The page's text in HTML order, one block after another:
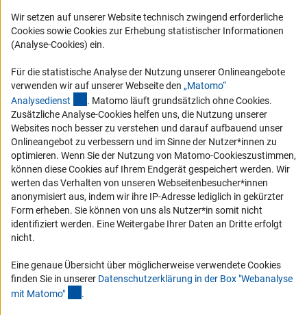
Karriere
Logo und Corporate Design
Compliance
Vergabeverfahren
Barrierefreiheit
Service und Informationen für Menschen mit Behinderungen
Erklärung zur Barrierefreiheit
Barriere melden
DFG-aktuell
schauen Sie sich die Ausgaben online an.
Wir setzen auf unserer Website technisch zwingend erforderliche
Cookies sowie Cookies zur Erhebung statistischer Informationen
(Analyse-Cookies) ein.
Für die statistische Analyse der Nutzung unserer Onlineangebote
verwenden wir auf unserer Webseite den „Matomo“
Analysedienst (externer Link)
. Matomo läuft grundsätzlich ohne Cookies.
Zusätzliche Analyse-Cookies helfen uns, die Nutzung unserer
Websites noch besser zu verstehen und darauf aufbauend unser
Onlineangebot zu verbessern und im Sinne der Nutzer*innen zu
optimieren. Wenn Sie der Nutzung von Matomo-Cookieszustimmen,
können diese Cookies auf Ihrem Endgerät gespeichert werden. Wir
werten das Verhalten von unseren Webseitenbesucher*innen
anonymisiert aus, indem wir ihre IP-Adresse lediglich in gekürzter
Form erheben. Sie können von uns als Nutzer*in somit nicht
identifiziert werden. Eine Weitergabe Ihrer Daten an Dritte erfolgt
nicht.
Eine genaue Übersicht über möglicherweise verwendete Cookies
finden Sie in unserer Datenschutzerklärung in der Box "Webanalyse
mit Matomo" .